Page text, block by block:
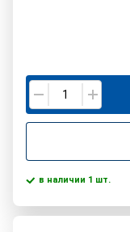
в наличии 1 шт.